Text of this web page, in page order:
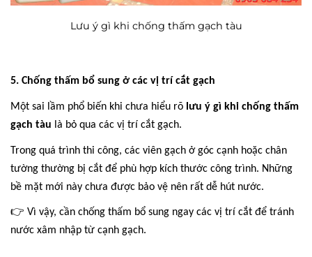
Lưu ý gì khi chống thấm gạch tàu
5. Chống thấm bổ sung ở các vị trí cắt gạch
Một sai lầm phổ biến khi chưa hiểu rõ lưu ý gì khi chống thấm
gạch tàu là bỏ qua các vị trí cắt gạch.
Trong quá trình thi công, các viên gạch ở góc cạnh hoặc chân
tường thường bị cắt để phù hợp kích thước công trình. Những
bề mặt mới này chưa được bảo vệ nên rất dễ hút nước.
👉 Vì vậy, cần chống thấm bổ sung ngay các vị trí cắt để tránh
nước xâm nhập từ cạnh gạch.